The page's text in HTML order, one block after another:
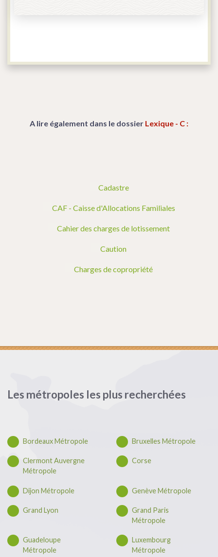
A lire également dans le dossier Lexique - C :
Cadastre
CAF - Caisse d'Allocations Familiales
Cahier des charges de lotissement
Caution
Charges de copropriété
Les métropoles les plus recherchées
Bordeaux Métropole Bruxelles Métropole
Clermont Auvergne
Métropole
Corse
Dijon Métropole Genève Métropole
Grand Lyon
Grand Paris
Métropole
Guadeloupe
Métropole
Luxembourg
Métropole